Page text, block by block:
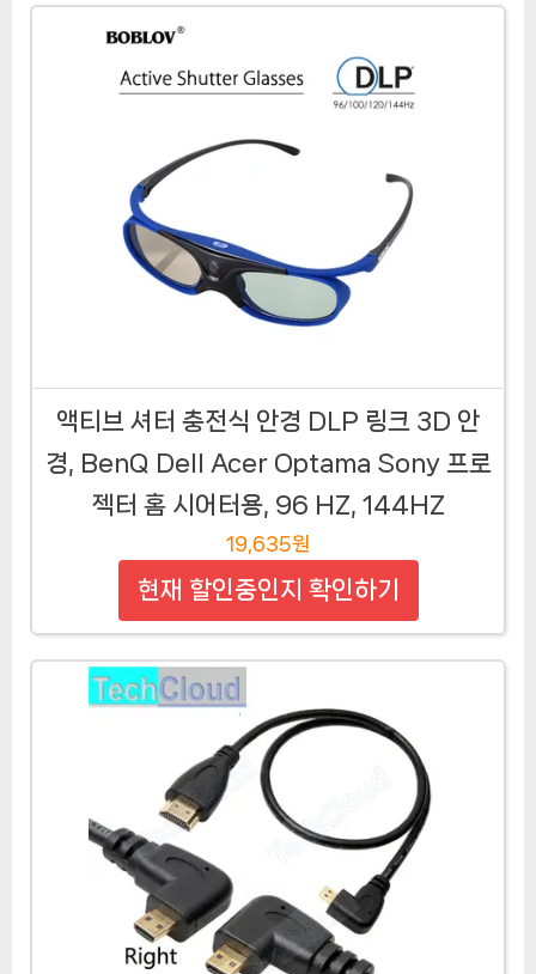
액티브 셔터 충전식 안경 DLP 링크 3D 안
경, BenQ Dell Acer Optama Sony 프로
젝터 홈 시어터용, 96 HZ, 144HZ
19,635원
현재 할인중인지 확인하기